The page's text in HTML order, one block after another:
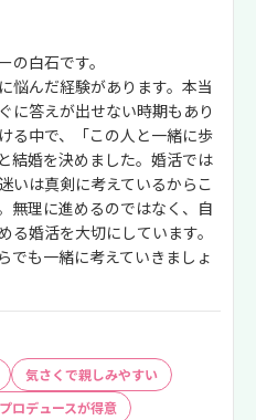
白石です。
悩んだ経験があります。本当
に答えが出せない時期もあり
る中で、「この人と一緒に歩
結婚を決めました。婚活では
いは真剣に考えているからこ
無理に進めるのではなく、自
婚活を大切にしています。
でも一緒に考えていきましょ
気さくで親しみやすい
ロデュースが得意